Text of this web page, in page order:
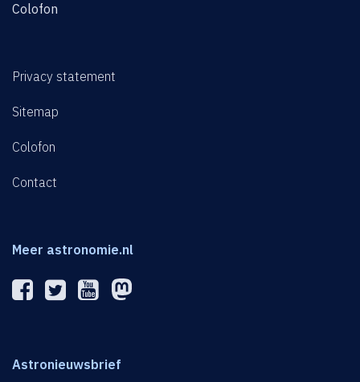
Colofon
Privacy statement
Sitemap
Colofon
Contact
Meer astronomie.nl
Astronieuwsbrief